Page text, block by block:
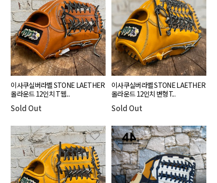
이사쿠실버라벨 STONE LAETHER
올라운드 12인치 T웹...
Sold Out
이사쿠실버라벨 STONE LAETHER
올라운드 12인치 변형T...
Sold Out